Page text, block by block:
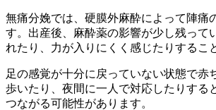
無痛分娩では、硬膜外麻酔によって陣痛
す。出産後、麻酔薬の影響が少し残って
れたり、力が入りにくく感じたりするこ
足の感覚が十分に戻っていない状態で赤
歩いたり、夜間に一人で対応したりする
つながる可能性があります。